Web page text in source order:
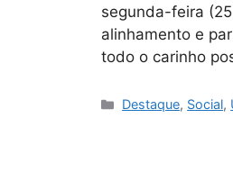
segunda-feira
alinhamento e
todo o carinho
Destaque, Social,